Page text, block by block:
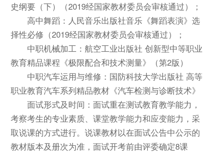
史纲要（下）（2019经国家教材委员会审核通过）；
高中舞蹈：人民音乐出版社音乐《舞蹈表演》选
择性必修（2019经国家教材委员会审核通过）；
中职机械加工：航空工业出版社 创新型中等职业
教育精品课程《极限配合和技术测量》（第2版）
中职汽车运用与维修：国防科技大学出版社 高等
职业教育汽车系列精品教材《汽车检测与诊断技术》
面试形式及时间：面试重在测试教育教学能力，
考察考生的专业素质、课堂教学能力和应变能力，采
取说课的方式进行。说课教材以在面试公告中公示的
教材版本及册次为准，面试开考前由评委确定8课